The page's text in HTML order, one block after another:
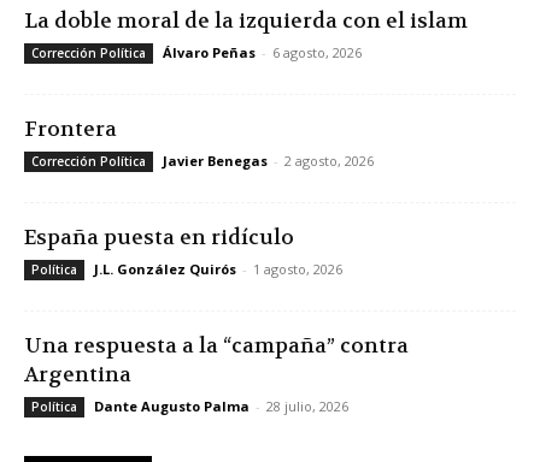
La doble moral de la izquierda con el islam
Corrección Política Álvaro Peñas - 6 agosto, 2026
Frontera
Corrección Política Javier Benegas - 2 agosto, 2026
España puesta en ridículo
Política J.L. González Quirós - 1 agosto, 2026
Una respuesta a la “campaña” contra
Argentina
Política Dante Augusto Palma - 28 julio, 2026